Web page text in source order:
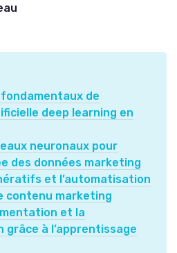
de
deep learning en
neuronaux pour
des données marketing
et l’automatisation
contenu marketing
et la
grâce à l’apprentissage